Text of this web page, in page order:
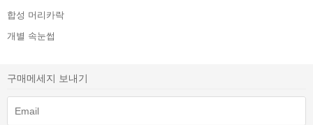
합성 머리카락
개별 속눈썹
구매메세지 보내기